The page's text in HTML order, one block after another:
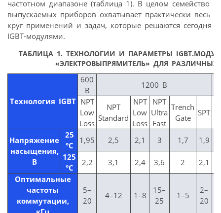
частотном диапазоне (таблица 1). В целом семейство
выпускаемых приборов охватывает практически весь
круг применений и задач, которые решаются сегодня
IGBT-модулями.
ТАБЛИЦА 1. ТЕХНОЛОГИИ И ПАРАМЕТРЫ
«ЭЛЕКТРОВЫПРЯМИТЕЛЬ» ДЛЯ
Технология IGBT
600
В
1200 В
NPT
Low
Loss
NPT
Standard
NPT
Low
Loss
NPT
Ultra
Fast
Trench
Gate
SPT
Напряжение
насыщения,
В
25
°C
1,95 2,5 2,1 3 1,7 1,9
125
°C
2,2 3,1 2,4 3,6 2 2,1
Оптимальные
частоты
коммутации,
5–
20
4–12 1–8
15–
25
1–5
2–
20